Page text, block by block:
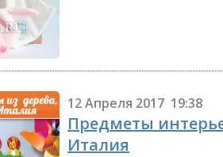
12 Апреля 2017 19:38
Предметы
Италия